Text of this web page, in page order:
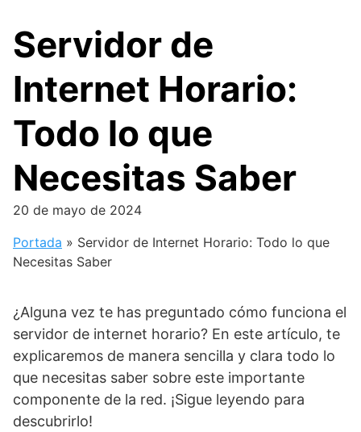
Servidor de
Internet Horario:
Todo lo que
Necesitas Saber
20 de mayo de 2024
Portada » Servidor de Internet Horario: Todo lo que
Necesitas Saber
¿Alguna vez te has preguntado cómo funciona el
servidor de internet horario? En este artículo, te
explicaremos de manera sencilla y clara todo lo
que necesitas saber sobre este importante
componente de la red. ¡Sigue leyendo para
descubrirlo!